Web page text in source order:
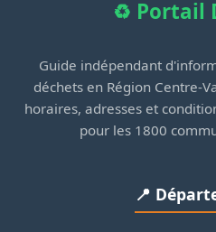
♻️ Portail
Guide indépendant
déchets en Région Centre-
horaires, adresses et
pour les 1800
📍